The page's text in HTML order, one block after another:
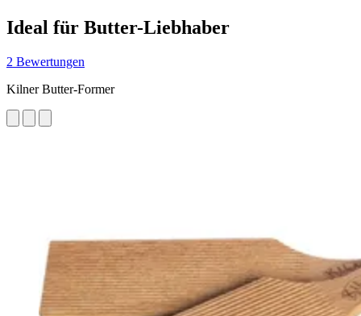
Ideal für Butter-Liebhaber
2 Bewertungen
Kilner Butter-Former